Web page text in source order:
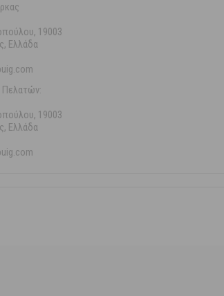
19003
Ελλάδα
Πελατών:
19003
Ελλάδα